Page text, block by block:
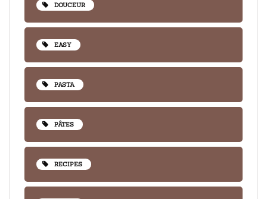
DOUCEUR
EASY
PASTA
PÂTES
RECIPES